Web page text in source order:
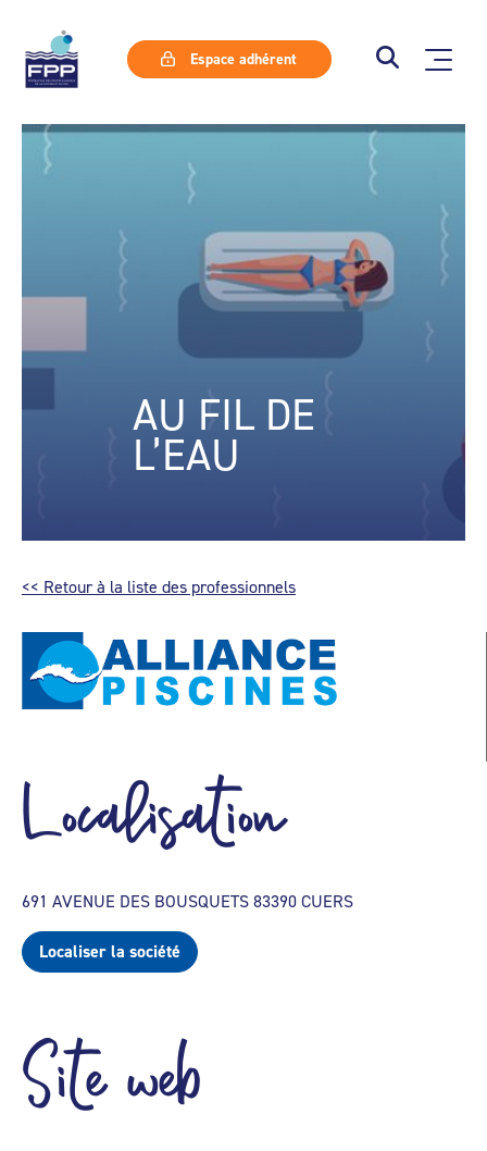
Espace adhérent
AU FIL DE
L’EAU
<< Retour à la liste des professionnels
Localisation
691 AVENUE DES BOUSQUETS 83390 CUERS
Localiser la société
Site web